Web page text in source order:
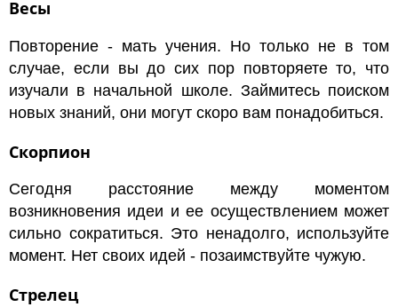
Весы
Повторение - мать учения. Но только не в том
случае, если вы до сих пор повторяете то, что
изучали в начальной школе. Займитесь поиском
новых знаний, они могут скоро вам понадобиться.
Скорпион
Сегодня расстояние между моментом
возникновения идеи и ее осуществлением может
сильно сократиться. Это ненадолго, используйте
момент. Нет своих идей - позаимствуйте чужую.
Стрелец